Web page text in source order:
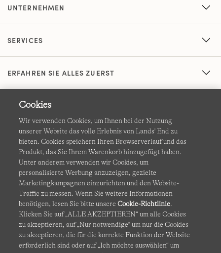
UNTERNEHMEN
SERVICES
ERFAHREN SIE ALLES ZUERST
AGB Datenschutz & Sicherheit
Cookies Ich möchte auswählen Barrierefreiheit
Site Map Internationale Websites
Diese Website ist durch reCAPTCHA geschützt. Es gelten die
Datenschutzerklärung undNutzungsbedingungenvon
Google.
Cookies
Wir verwenden Cookies, um Ihnen bei der Nutzung
unserer Website das volle Erlebnis von Lands' End zu
bieten. Cookies speichern Ihren Browserverlauf und das
Produkt, das Sie Ihrem Warenkorb hinzugefügt haben.
Unter anderem verwenden wir Cookies, um
personalisierte Werbung anzuzeigen, gezielte
Marketingkampagnen einzurichten und den Website-
Traffic zu messen. Wenn Sie weitere Informationen
benötigen, lesen Sie bitte unsereCookie-Richtlinie.
Klicken Sie auf „ALLE AKZEPTIEREN“ um alle Cookies
zu akzeptieren, auf „Nur notwendige“ um nur die Cookies
zu akzeptieren, die für die korrekte Funktion der Website
erforderlich sind oder auf „Ich möchte auswählen“ um